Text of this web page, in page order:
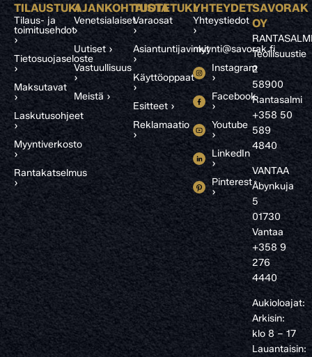
TILAUSTUKI
Tilaus- ja
toimitusehdot
›
Tietosuojaseloste
›
Maksutavat
›
Laskutusohjeet
›
Myyntiverkosto
›
Rantakatselmus
›
AJANKOHTAISTA
Venetsialaiset
›
Uutiset ›
Vastuullisuus
›
Meistä ›
TUOTETUKI
Varaosat
›
Asiantuntijavinkit
›
Käyttöoppaat
›
Esitteet ›
Reklamaatio
›
YHTEYDET
Yhteystiedot
›
myynti@savorak.fi
Instagram
›
Facebook
›
Youtube
›
LinkedIn
›
Pinterest
›
SAVORAK
OY
Teollisuustie
2
58900
Rantasalmi
+358 50
589
4840
VANTAA
Åbynkuja
5
01730
Vantaa
+358 9
276
4440
Aukioloajat:
Arkisin:
klo 8 – 17
Lauantaisin: